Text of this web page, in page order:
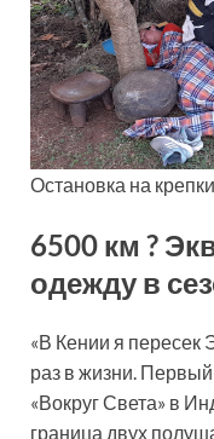
Остановка на
6500 км ?
одежду в
«В Кении я пересек
раз в жизни.
«Вокруг Света» в
граница двух